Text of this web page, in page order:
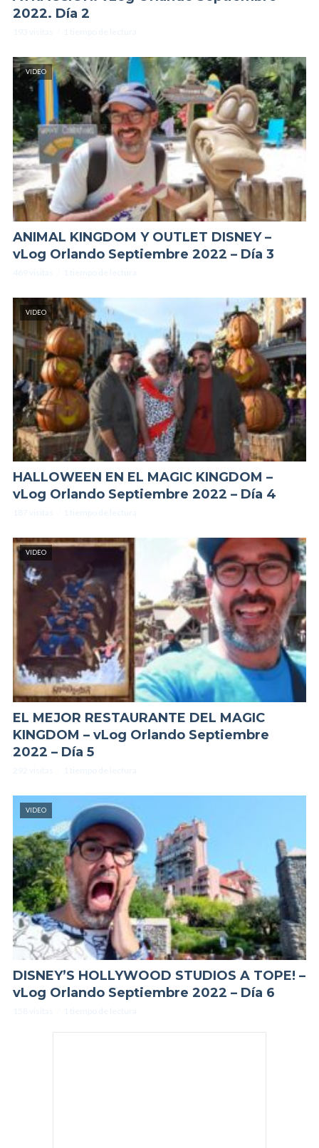
2022. Día 2
VIDEO
ANIMAL KINGDOM Y OUTLET DISNEY –
vLog Orlando Septiembre 2022 – Día 3
VIDEO
HALLOWEEN EN EL MAGIC KINGDOM –
vLog Orlando Septiembre 2022 – Día 4
VIDEO
EL MEJOR RESTAURANTE DEL MAGIC
KINGDOM – vLog Orlando Septiembre
2022 – Día 5
VIDEO
DISNEY’S HOLLYWOOD STUDIOS A TOPE! –
vLog Orlando Septiembre 2022 – Día 6